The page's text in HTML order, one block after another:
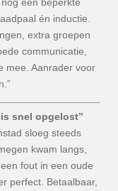
én inductie.
extra groepen
communicatie,
mee. Aanrader voor
snel opgelost”
sloeg steeds
kwam langs,
fout in een oude
perfect. Betaalbaar,